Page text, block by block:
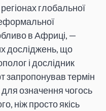
глобальної
в Африці, —
досліджень, що
і дослідник
запропонував термін
для означення чогось
ніж просто якісь